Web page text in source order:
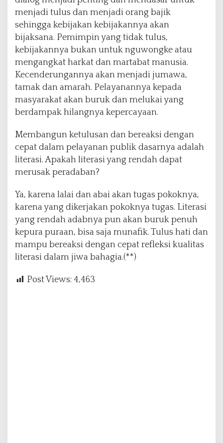
menjadi tulus dan menjadi orang bajik
sehingga kebijakan kebijakannya akan
bijaksana. Pemimpin yang tidak tulus,
kebijakannya bukan untuk nguwongke atau
mengangkat harkat dan martabat manusia.
Kecenderungannya akan menjadi jumawa,
tamak dan amarah. Pelayanannya kepada
masyarakat akan buruk dan melukai yang
berdampak hilangnya kepercayaan.
Membangun ketulusan dan bereaksi dengan
cepat dalam pelayanan publik dasarnya adalah
literasi. Apakah literasi yang rendah dapat
merusak peradaban?
Ya, karena lalai dan abai akan tugas pokoknya,
karena yang dikerjakan pokoknya tugas. Literasi
yang rendah adabnya pun akan buruk penuh
kepura puraan, bisa saja munafik. Tulus hati dan
mampu bereaksi dengan cepat refleksi kualitas
literasi dalam jiwa bahagia.(**)
Post Views: 4,463